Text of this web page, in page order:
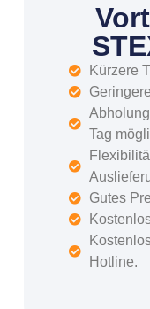
Kürzere
Tag
Gutes
Hotline.